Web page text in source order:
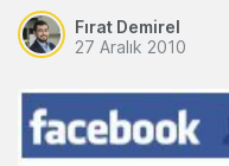
Fırat Demirel
27 Aralık 2010